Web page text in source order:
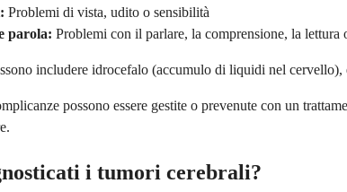
Problemi di vista, udito o sensibilità
parola: Problemi con il parlare, la comprensione, la lettura
includere idrocefalo (accumulo di liquidi nel
possono essere gestite o prevenute con un
i tumori cerebrali?